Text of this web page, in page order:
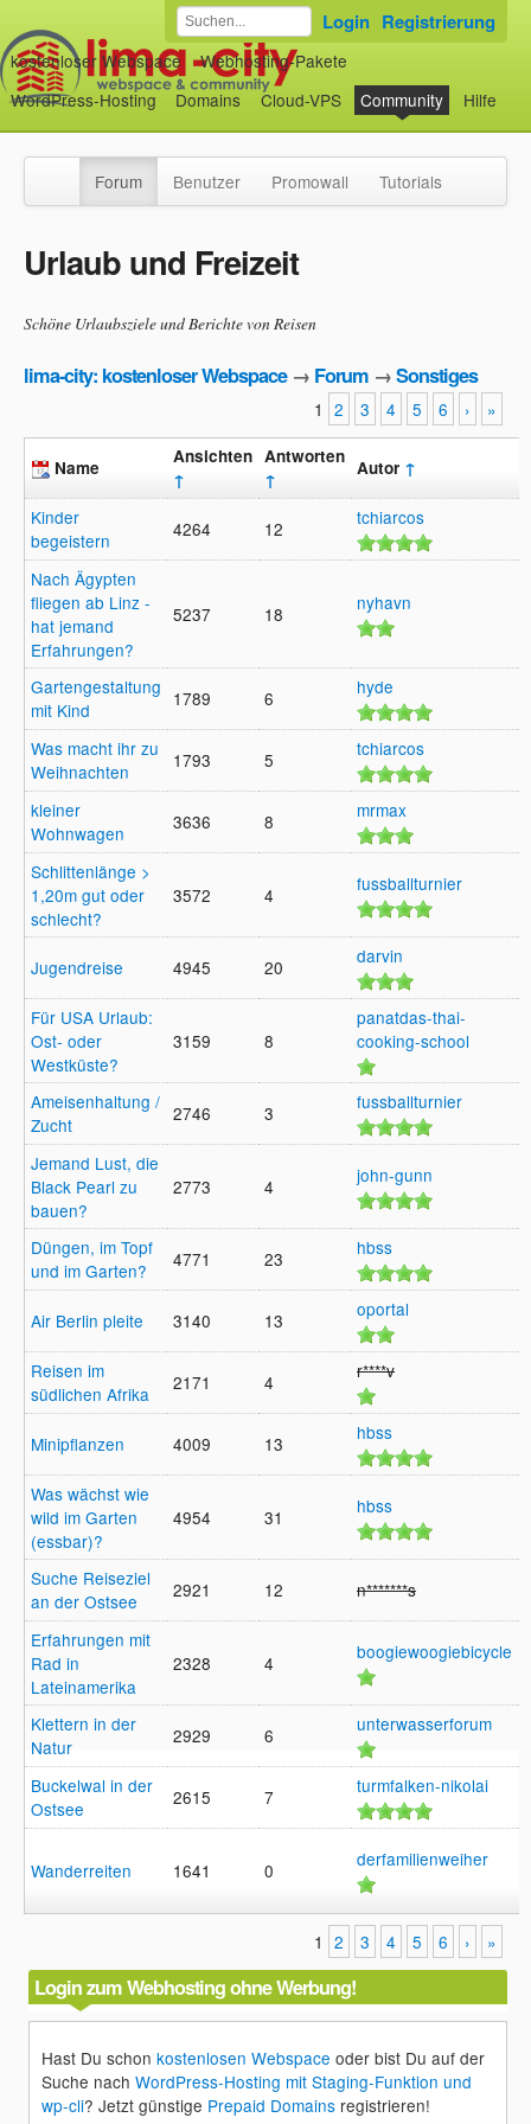
kostenloser Webspace
Webhosting-Pakete
WordPress-Hosting
Domains Cloud-VPS Community Hilfe
Login Registrierung
Forum Benutzer Promowall Tutorials
Urlaub und Freizeit
Schöne Urlaubsziele und Berichte von Reisen
lima-city: kostenloser Webspace→ Forum →Sonstiges
1 2 3 4 5 6 › »
Name
Ansichten
↑
Antworten
↑
Autor ↑
Kinder
begeistern
4264 12 tchiarcos
Nach Ägypten
fliegen ab Linz -
hat jemand
Erfahrungen?
5237 18 nyhavn
Gartengestaltung
mit Kind
1789 6 hyde
Was macht ihr zu
Weihnachten
1793 5 tchiarcos
kleiner
Wohnwagen
3636 8 mrmax
Schlittenlänge >
1,20m gut oder
schlecht?
3572 4 fussballturnier
Jugendreise 4945 20 darvin
Für USA Urlaub:
Ost- oder
Westküste?
3159 8
panatdas-thai-
cooking-school
Ameisenhaltung /
Zucht
2746 3 fussballturnier
Jemand Lust, die
Black Pearl zu
bauen?
2773 4 john-gunn
Düngen, im Topf
und im Garten?
4771 23 hbss
Air Berlin pleite 3140 13 oportal
Reisen im
südlichen Afrika
2171 4 r****v
Minipflanzen 4009 13 hbss
Was wächst wie
wild im Garten
(essbar)?
4954 31 hbss
Suche Reiseziel
an der Ostsee
2921 12 n*******s
Erfahrungen mit
Rad in
Lateinamerika
2328 4 boogiewoogiebicycle
Klettern in der
Natur
2929 6 unterwasserforum
Buckelwal in der
Ostsee
2615 7 turmfalken-nikolai
Wanderreiten 1641 0 derfamilienweiher
1 2 3 4 5 6 › »
Login zum Webhosting ohne Werbung!
Hast Du schonkostenlosen Webspace oder bist Du auf der
Suche nachWordPress-Hosting mit Staging-Funktion und
wp-cli? Jetzt günstige Prepaid Domains registrieren!